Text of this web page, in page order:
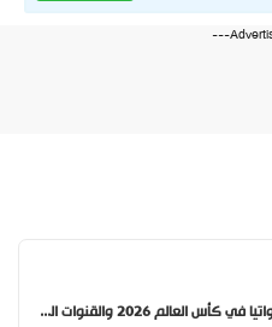
موعد مباراة إنجلترا وكرواتيا في كأس العالم 2026 والقنوات الناقلة